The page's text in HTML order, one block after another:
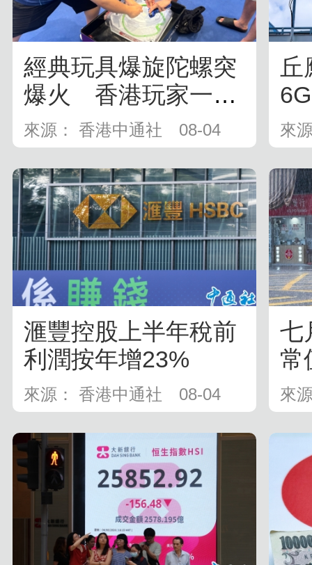
經典玩具爆旋陀螺突
爆火 香港玩家一次
花费上千元
來源： 香港中通社 08-04 來
滙豐控股上半年稅前
利潤按年增23%
來源： 香港中通社 08-04
七
常
來